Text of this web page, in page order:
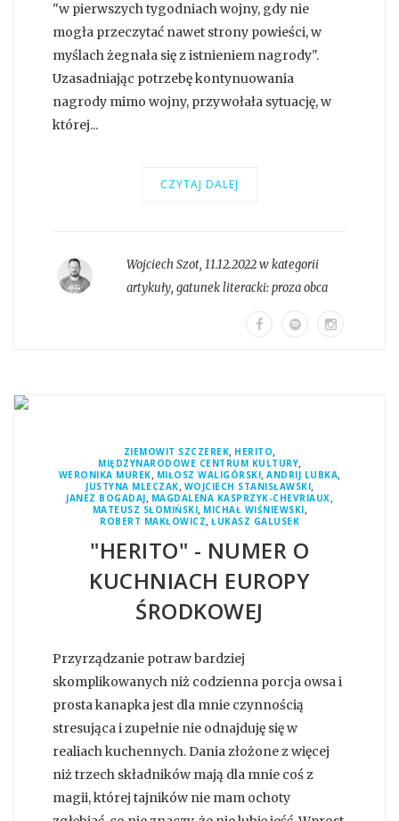
"w pierwszych tygodniach wojny, gdy nie
mogła przeczytać nawet strony powieści, w
myślach żegnała się z istnieniem nagrody".
Uzasadniając potrzebę kontynuowania
nagrody mimo wojny, przywołała sytuację, w
której...
CZYTAJ DALEJ
Wojciech Szot, 11.12.2022 w kategorii
artykuły, gatunek literacki:proza obca
ZIEMOWIT SZCZEREK, HERITO,
MIĘDZYNARODOWE CENTRUM KULTURY,
WERONIKA MUREK, MIŁOSZ WALIGÓRSKI,ANDRIJ LUBKA,
JUSTYNA MLECZAK, WOJCIECH STANISŁAWSKI,
JANEZ BOGADAJ, MAGDALENA KASPRZYK-CHEVRIAUX,
MATEUSZ SŁOMIŃSKI, MICHAŁ WIŚNIEWSKI,
ROBERT MAKŁOWICZ, ŁUKASZ GALUSEK
"HERITO" - NUMER O
KUCHNIACH EUROPY
ŚRODKOWEJ
Przyrządzanie potraw bardziej
skomplikowanych niż codzienna porcja owsa i
prosta kanapka jest dla mnie czynnością
stresująca i zupełnie nie odnajduję się w
realiach kuchennych. Dania złożone z więcej
niż trzech składników mają dla mnie coś z
magii, której tajników nie mam ochoty